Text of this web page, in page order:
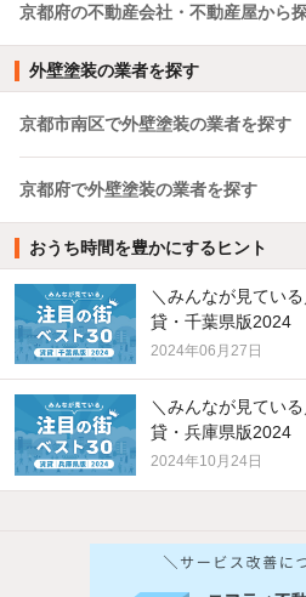
京都府の不動産会社・不動産屋から
外壁塗装の業者を探す
京都市南区で外壁塗装の業者を探す
京都府で外壁塗装の業者を探す
おうち時間を豊かにするヒント
＼みんなが見てい
貸・千葉県版2024
2024年06月27日
＼みんなが見てい
貸・兵庫県版2024
2024年10月24日
他の人はこんな条件で絞り込んでい